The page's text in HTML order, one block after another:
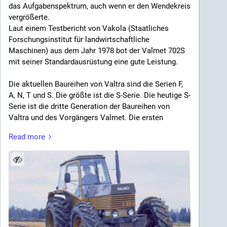
Elektromobilität leisten wir einen aktiven Beitrag zur
Reduzierung von Emissionen und zur Nutzung
erneuerbarer Energien.
Ein sichtbares Zeichen für die Zukunft
wofür wir stehen: Innovation, Effizienz und
Nachhaltigkeit. Die neu gestaltete Werbefläche zeigt
auf einen Blick, wie aus Sonnenenergie moderne
Mobilität entsteht.
Sonne tanken
Elektrisch fahren
Wir freuen uns, diesen nächsten Schritt gegangen zu
sein – für eine nachhaltige Zukunft.
#Stegemann #Maschinenbau #Elektromobilität
das Aufgabenspektrum, auch wenn er den Wendekreis
vergrößerte.
Laut einem Testbericht von Vakola (Staat­liches
Forschungsinstitut für landwirtschaftliche
Maschinen) aus dem Jahr 1978 bot der Valmet 702S
mit seiner Standardausrüstung eine gute Leistung.
Die aktuellen Baureihen von Valtra sind die Serien F,
A, N, T und S. Die größte ist die S-Serie. Die heutige S-
Serie ist die dritte Generation der Baureihen von
Valtra und des Vorgängers Valmet. Die ersten
Suolahti, Finnland, mit der Einführung des Valmet
702S hergestellt. Die nächste Generation der S-Serie
wurde in den 2000er Jahren erneut in Suolahti
hergestellt. Seitdem ist die S-Serie die
leistungsstärkste Baureihe von Valtra. Die dritte
Generation der S-Serie wurde 2009 eingeführt und
wird in Frankreich als Gemeinschaftsprojekt mit
AGCO gebaut.
Read more